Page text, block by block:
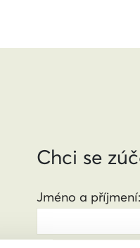
Chci se
Jméno a příjmení: